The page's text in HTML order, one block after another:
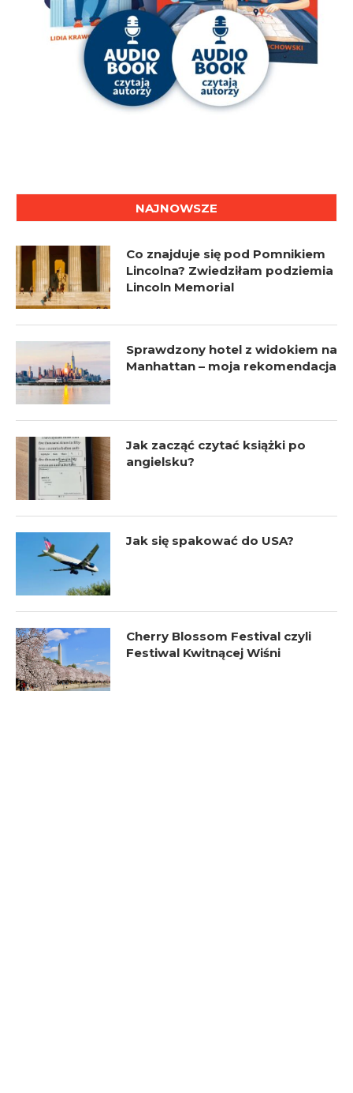
NAJNOWSZE
Co znajduje się pod Pomnikiem
Lincolna? Zwiedziłam podziemia
Lincoln Memorial
Sprawdzony hotel z widokiem na
Manhattan – moja rekomendacja
Jak zacząć czytać książki po
angielsku?
Jak się spakować do USA?
Cherry Blossom Festival czyli
Festiwal Kwitnącej Wiśni